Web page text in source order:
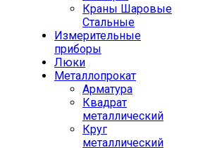
Краны Шаровые
Стальные
Измерительные
приборы
Люки
Металлопрокат
Арматура
Квадрат
металлический
Круг
металлический